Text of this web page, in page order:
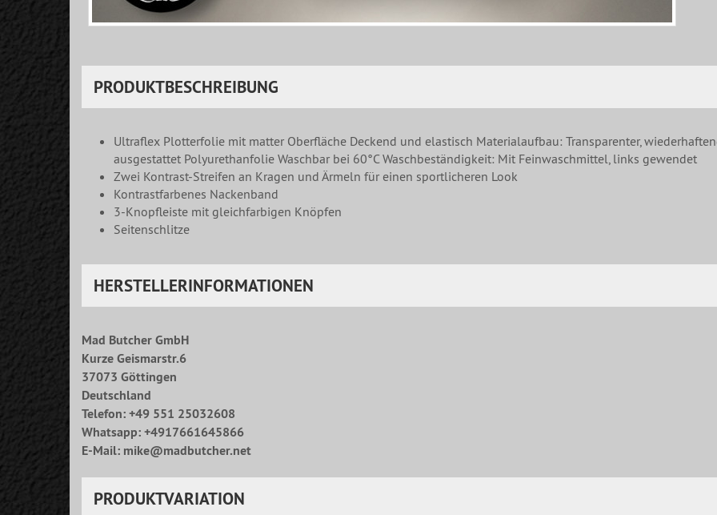
PRODUKTBESCHREIBUNG
Ultraflex Plotterfolie mit matter Oberfläche Deckend und elastisch Materialaufbau: Transparenter,
ausgestattet Polyurethanfolie Waschbar bei 60°C Waschbeständigkeit: Mit Feinwaschmittel, links gewendet
Zwei Kontrast-Streifen an Kragen und Ärmeln für einen sportlicheren Look
Kontrastfarbenes Nackenband
3-Knopfleiste mit gleichfarbigen Knöpfen
Seitenschlitze
HERSTELLERINFORMATIONEN
Mad Butcher GmbH
Kurze Geismarstr.6
37073 Göttingen
Deutschland
Telefon: +49 551 25032608
Whatsapp: +4917661645866
E-Mail: mike@madbutcher.net
PRODUKTVARIATION